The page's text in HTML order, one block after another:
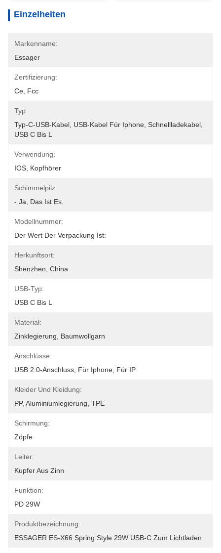
Einzelheiten
Markenname:
Essager
Zertifizierung:
Ce, Fcc
Typ:
Typ-C-USB-Kabel, USB-Kabel Für Iphone, Schnellladekabel,
USB C Bis L
Verwendung:
IOS, Kopfhörer
Schimmelpilz:
- Ja, Das Ist Es.
Modellnummer:
Der Wert Der Verpackung Ist:
Herkunftsort:
Shenzhen, China
USB-Typ:
USB C Bis L
Material:
Zinklegierung, Baumwollgarn
Anschlüsse:
USB 2.0-Anschluss, Für Iphone, Für IP
Kleider Und Kleidung:
PP, Aluminiumlegierung, TPE
Schirmung:
Zöpfe
Leiter:
Kupfer Aus Zinn
Funktion:
PD 29W
Produktbezeichnung:
ESSAGER ES-X66 Spring Style 29W USB-C Zum Lichtladen